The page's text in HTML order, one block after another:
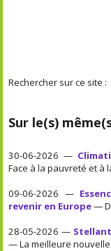
Rechercher sur ce site :
Sur le(s)
30-06-2026 —
Face à la pauvreté et à
09-06-2026 —
revenir en Europe—
28-05-2026 —
— La meilleure nouvelle